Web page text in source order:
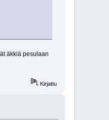
äkkiä pesulaan
Kirjattu